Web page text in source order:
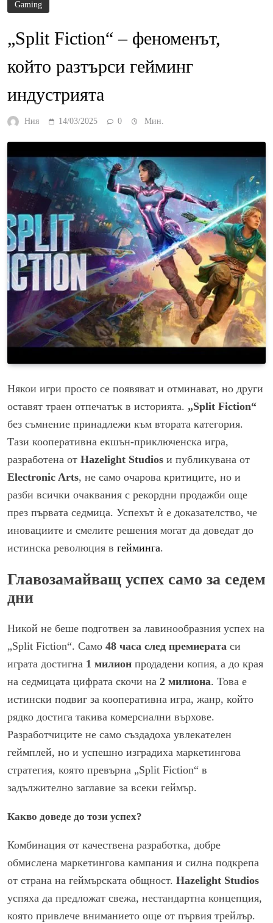
Gaming
„Split Fiction“ – феноменът,
който разтърси гейминг
индустрията
Ния 14/03/2025 0 Мин.
Някои игри просто се появяват и отминават, но други
оставят траен отпечатък в историята. „Split Fiction“
без съмнение принадлежи към втората категория.
Тази кооперативна екшън-приключенска игра,
разработена от Hazelight Studios и публикувана от
Electronic Arts, не само очарова критиците, но и
разби всички очаквания с рекордни продажби още
през първата седмица. Успехът ѝ е доказателство, че
иновациите и смелите решения могат да доведат до
истинска революция в гейминга.
Главозамайващ успех само за седем
дни
Никой не беше подготвен за лавинообразния успех на
„Split Fiction“. Само 48 часа след премиерата си
играта достигна 1 милион продадени копия, а до края
на седмицата цифрата скочи на 2 милиона. Това е
истински подвиг за кооперативна игра, жанр, който
рядко достига такива комерсиални върхове.
Разработчиците не само създадоха увлекателен
геймплей, но и успешно изградиха маркетингова
стратегия, която превърна „Split Fiction“ в
задължително заглавие за всеки геймър.
Какво доведе до този успех?
Комбинация от качествена разработка, добре
обмислена маркетингова кампания и силна подкрепа
от страна на геймърската общност. Hazelight Studios
успяха да предложат свежа, нестандартна концепция,
която привлече вниманието още от първия трейлър.